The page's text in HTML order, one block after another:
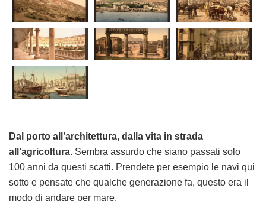
Dal porto all’architettura, dalla vita in strada
all’agricoltura. Sembra assurdo che siano passati solo
100 anni da questi scatti. Prendete per esempio le navi qui
sotto e pensate che qualche generazione fa, questo era il
modo di andare per mare.